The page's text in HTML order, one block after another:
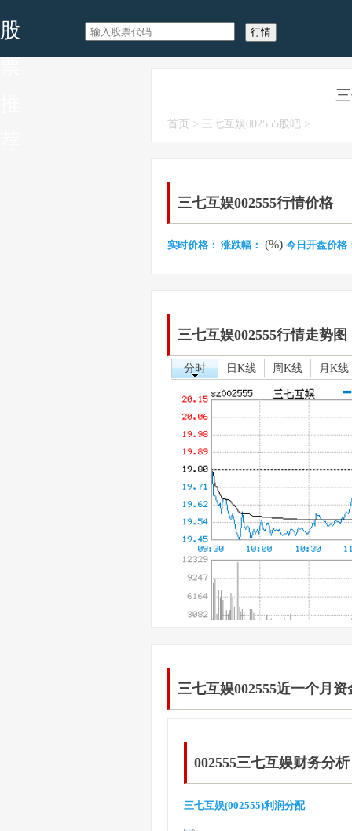
股
首页 > 三七互娱002555股吧 >
三七互娱002555行情价格
实时价格： 涨跌幅： (%) 今日开盘价格
三七互娱002555行情走势图
分时 日K线 周K线 月K线
三七互娱002555近一个月资
002555三七互娱财务分析
三七互娱(002555)利润分配